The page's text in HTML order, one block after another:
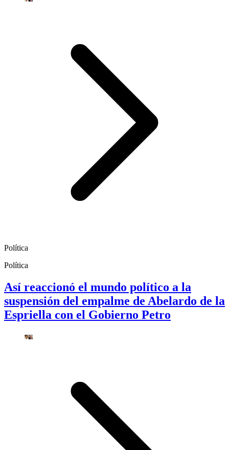
Política
Política
Así reaccionó el mundo político a la
suspensión del empalme de Abelardo de la
Espriella con el Gobierno Petro